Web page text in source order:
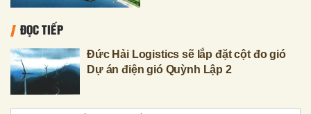
ĐỌC TIẾP
Đức Hải Logistics sẽ lắp đặt cột đo gió
Dự án điện gió Quỳnh Lập 2